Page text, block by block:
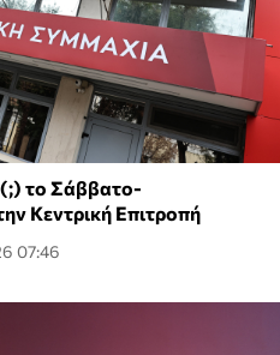
(;) το Σάββατο-
Κεντρική Επιτροπή
07:46